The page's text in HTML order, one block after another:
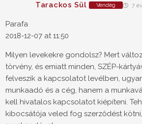
Tarackos Sül Vendég 7
Parafa
2018-12-07 at 11:50
Milyen levekekre gondolsz? Mert
törvény, és emiatt minden, SZÉP-
felveszik a kapcsolatot levélben,
munkaadó és a cég, hanem a
kell hivatalos kapcsolatot kiépíteni.
kibocsátója veled fog szerződést